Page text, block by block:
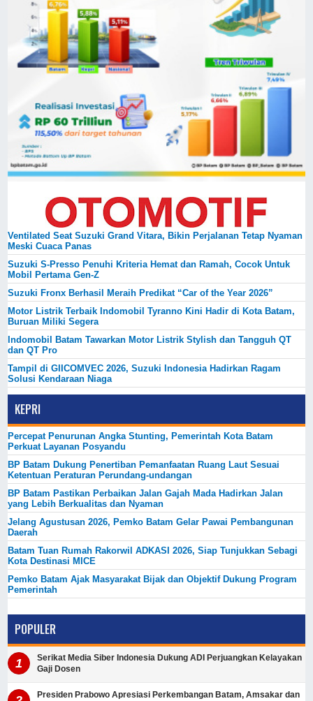
Ventilated Seat Suzuki Grand Vitara, Bikin Perjalanan Tetap Nyaman
Meski Cuaca Panas
Suzuki S-Presso Penuhi Kriteria Hemat dan Ramah, Cocok Untuk
Mobil Pertama Gen-Z
Suzuki Fronx Berhasil Meraih Predikat “Car of the Year 2026”
Motor Listrik Terbaik Indomobil Tyranno Kini Hadir di Kota Batam,
Buruan Miliki Segera
Indomobil Batam Tawarkan Motor Listrik Stylish dan Tangguh QT
dan QT Pro
Tampil di GIICOMVEC 2026, Suzuki Indonesia Hadirkan Ragam
Solusi Kendaraan Niaga
KEPRI
Percepat Penurunan Angka Stunting, Pemerintah Kota Batam
Perkuat Layanan Posyandu
BP Batam Dukung Penertiban Pemanfaatan Ruang Laut Sesuai
Ketentuan Peraturan Perundang-undangan
BP Batam Pastikan Perbaikan Jalan Gajah Mada Hadirkan Jalan
yang Lebih Berkualitas dan Nyaman
Jelang Agustusan 2026, Pemko Batam Gelar Pawai Pembangunan
Daerah
Batam Tuan Rumah Rakorwil ADKASI 2026, Siap Tunjukkan Sebagi
Kota Destinasi MICE
Pemko Batam Ajak Masyarakat Bijak dan Objektif Dukung Program
Pemerintah
POPULER
Serikat Media Siber Indonesia Dukung ADI Perjuangkan Kelayakan
Gaji Dosen
Presiden Prabowo Apresiasi Perkembangan Batam, Amsakar dan